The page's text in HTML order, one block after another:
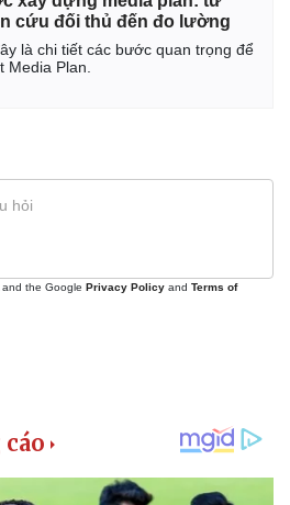
cứu đối thủ đến đo lường
là chi tiết các bước quan trọng để
Media Plan.
and the Google Privacy Policy and Terms of